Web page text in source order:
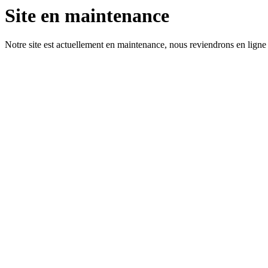
Site en maintenance
Notre site est actuellement en maintenance, nous reviendrons en